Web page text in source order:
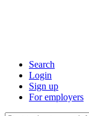
Search
Login
Sign up
For employers